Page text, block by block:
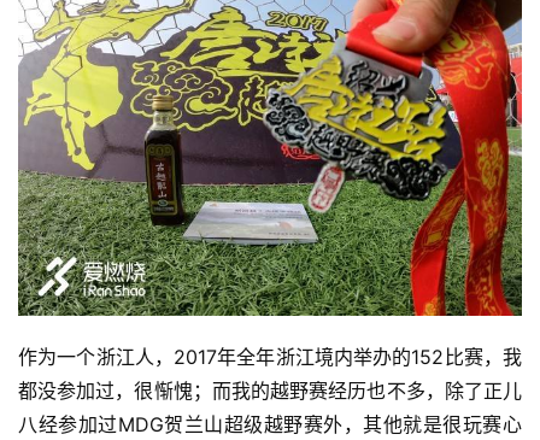
作为一个浙江人，2017年全年浙江境内举办的152比赛，我
都没参加过，很惭愧；而我的越野赛经历也不多，除了正儿
八经参加过MDG贺兰山超级越野赛外，其他就是很玩赛心